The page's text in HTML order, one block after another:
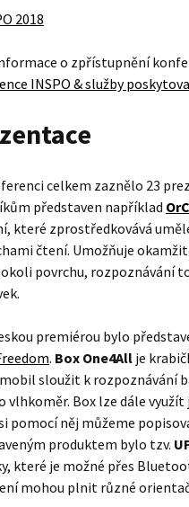
o zpřístupnění
INSPO & služby
celkem zaznělo 23
představen například
které zprostředkovává
čtení. Umožňuje
povrchu, rozpoznávání
premiérou bylo
. Box One4All je
sloužit k rozpoznávání
vlhkoměr. Box lze dále
pomocí něj můžeme
produktem bylo tzv.
které je možné přes
mohou plnit různé